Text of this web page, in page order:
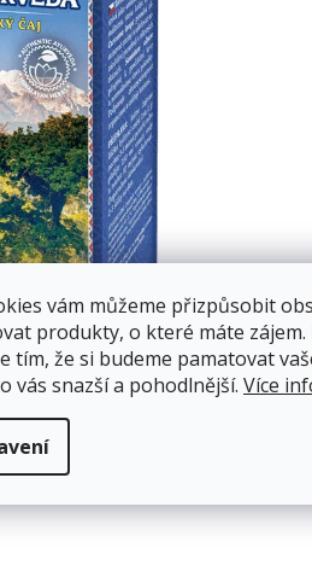
vám můžeme přizpůsobit
produkty, o které máte zájem.
tím, že si budeme pamatovat
vás snazší a pohodlnější. Více